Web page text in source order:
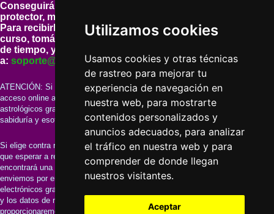
Utilizamos cookies
Usamos cookies y otras técnicas
de rastreo para mejorar tu
experiencia de navegación en
nuestra web, para mostrarte
contenidos personalizados y
anuncios adecuados, para analizar
el tráfico en nuestra web y para
comprender de donde llegan
nuestros visitantes.
Aceptar
Conseguirá un
protector, más el carnet profesional correspondiente.
Para recibirlos tan solo tendrá que realizar la lectura del
curso, tomándose todo el tiempo que desee, sin limites
de tiempo, y cuando haya acabado enviarnos un email
a: soporte@cursos-esotericos.com
ATENCIÓN: Si realiza el pago del curso mediante tarjeta o PayPal, el
acceso online al curso así como la realización de los tres estudios
astrológicos gratuitos y el envío de los 10 libros electrónico sobre
sabiduría y esoterismo los obtendrá rápidamente.
Si elige contra reembolso, (solo para España) (solo para España) tendrá
que esperar a recibir el curso en su domicilio. Dentro de la caja
encontrará una carta con un código, y la información para que le
enviemos por email los 3 estudios astrológicos junto a los 10 libros
electrónicos gratuitos. Entonces le preguntaremos que 3 estudios desea
y los datos de nacimiento para poder realizarlos. También entonces le
proporcionaremos el acceso online al curso.